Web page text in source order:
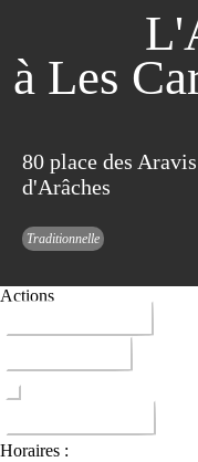
à Les
80 place des
d'Arâches
Traditionnelle
Actions
Horaires :